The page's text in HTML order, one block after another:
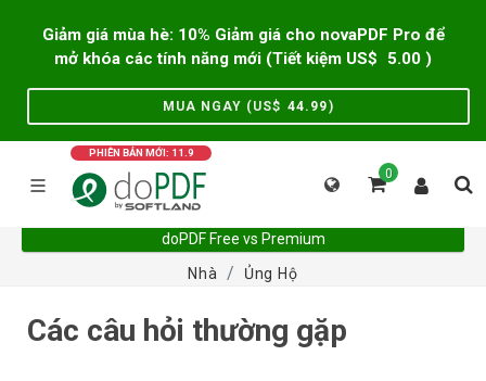
Giảm giá mùa hè: 10% Giảm giá cho novaPDF Pro để
mở khóa các tính năng mới (Tiết kiệm US$
5.00 )
MUA NGAY (US$ 44.99)
PHIÊN BẢN MỚI: 11.9
0
doPDF Free vs Premium
Nhà
Ủng Hộ
Các câu hỏi thường gặp